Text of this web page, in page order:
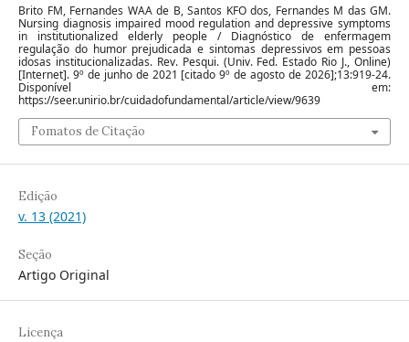
Brito FM, Fernandes WAA de B, Santos KFO dos, Fernandes M das GM.
Nursing diagnosis impaired mood regulation and depressive symptoms
in institutionalized elderly people / Diagnóstico de enfermagem
regulação do humor prejudicada e sintomas depressivos em pessoas
idosas institucionalizadas. Rev. Pesqui. (Univ. Fed. Estado Rio J., Online)
[Internet]. 9º de junho de 2021 [citado 9º de agosto de 2026];13:919-24.
Disponível em:
https://seer.unirio.br/cuidadofundamental/article/view/9639
Fomatos de Citação
Edição
v. 13 (2021)
Seção
Artigo Original
Licença